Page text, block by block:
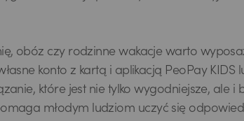
obóz czy rodzinne wakacje warto
konto z kartą i aplikacją PeoPay
które jest nie tylko wygodniejsze, ale i
młodym ludziom uczyć się